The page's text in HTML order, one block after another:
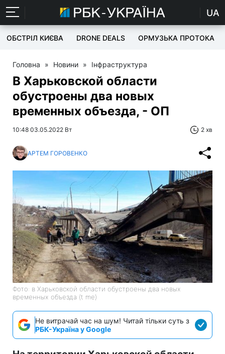
UA
ОБСТРІЛ КИЄВА DRONE DEALS ОРМУЗЬКА ПРОТОКА
Головна » Новини » Інфраструктура
В Харьковской области
обустроены два новых
временных объезда, - ОП
10:48 03.05.2022 Вт 2 хв
АРТЕМ ГОРОВЕНКО
Фото: в Харьковской области обустроены два новых
временных объезда (t me)
Не витрачай час на шум! Читай тільки суть з
РБК-Україна у Google